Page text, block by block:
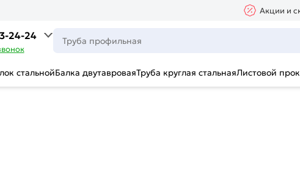
Акции и
24-24
стальнойБалка двутавроваяТруба круглая стальнаяЛистовой